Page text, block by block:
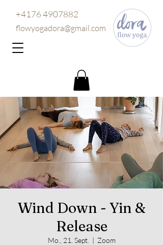
flowyogadora@gmail.com
+4176 4907882
Wind Down - Yin &
Release
Mo., 21. Sept.
  |
Zoom